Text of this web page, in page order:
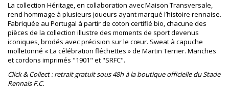
La collection Héritage, en collaboration avec Maison Transversale,
rend hommage à plusieurs joueurs ayant marqué l’histoire rennaise.
Fabriquée au Portugal à partir de coton certifié bio, chacune des
pièces de la collection illustre des moments de sport devenus
iconiques, brodés avec précision sur le cœur. Sweat à capuche
molletonné « La célébration fléchettes » de Martin Terrier. Manches
et cordons imprimés "1901" et "SRFC".
Click & Collect : retrait gratuit sous 48h à la boutique officielle du Stade
Rennais F.C.